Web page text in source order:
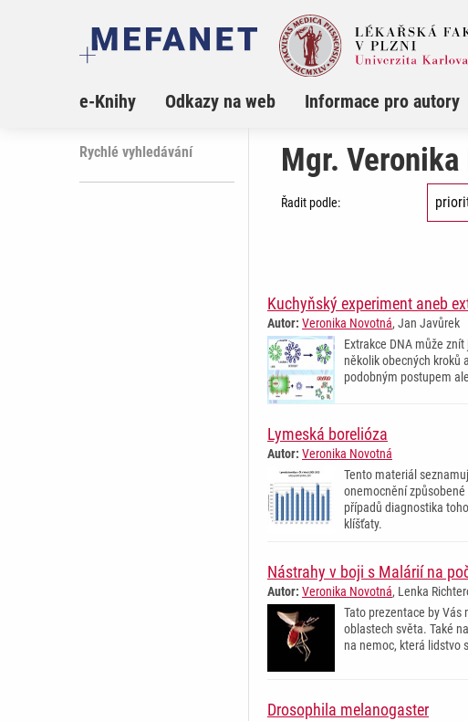
e-Knihy Odkazy na web Informace pro autory
Rychlé vyhledávání Mgr. Veronika
Řadit podle:
Kuchyňský experiment aneb
Autor: Veronika Novotná, Jan Javůrek
Extrakce DNA může
několik obecných kroků
podobným postupem
Lymeská borelióza
Autor: Veronika Novotná
Tento materiál
onemocnění
případů diagnostika
klíšťaty.
Nástrahy v boji s Malárií na
Autor: Veronika Novotná, Lenka
Tato prezentace by
oblastech světa. Také
na nemoc, která lidstvo
Drosophila melanogaster